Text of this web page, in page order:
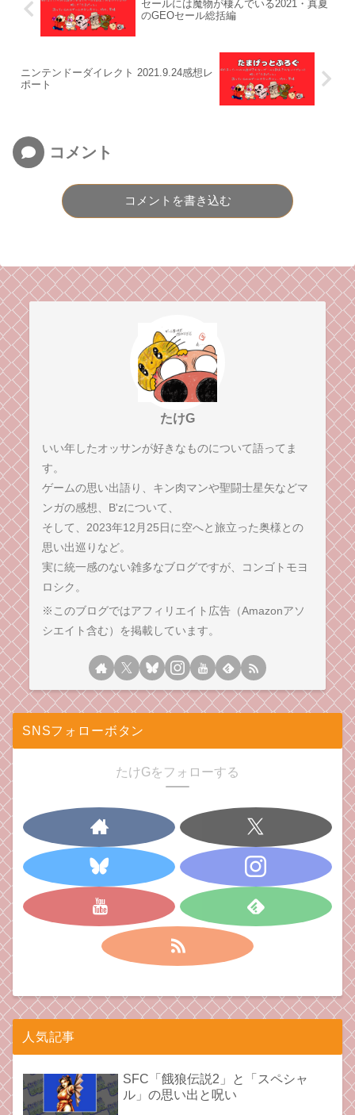
セールには魔物が棲んでいる2021・真夏
のGEOセール総括編
ニンテンドーダイレクト 2021.9.24感想レ
ポート
コメント
コメントを書き込む
たけG
いい年したオッサンが好きなものについて語ってま
す。
ゲームの思い出語り、キン肉マンや聖闘士星矢などマ
ンガの感想、B'zについて、
そして、2023年12月25日に空へと旅立った奥様との
思い出巡りなど。
実に統一感のない雑多なブログですが、コンゴトモヨ
ロシク。
※このブログではアフィリエイト広告（Amazonアソ
シエイト含む）を掲載しています。
SNSフォローボタン
たけGをフォローする
人気記事
SFC「餓狼伝説2」と「スペシャ
ル」の思い出と呪い